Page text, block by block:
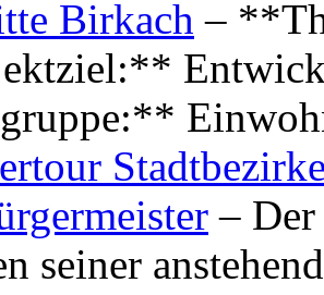
Birkach –
–
seiner